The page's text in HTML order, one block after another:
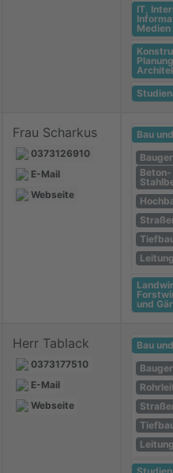
IT,
Medien
Frau Scharkus
0373126910
E-Mail
Webseite
Bau
und
Herr Tablack
0373177510
E-Mail
Webseite
Bau